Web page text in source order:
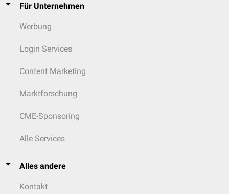
Für Unternehmen
Werbung
Login Services
Content Marketing
Marktforschung
CME-Sponsoring
Alle Services
Alles andere
Kontakt